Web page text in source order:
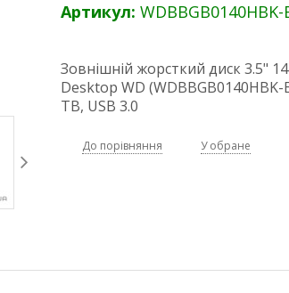
Артикул: WDBBGB0140HBK-
Зовнішній жорсткий диск 3.5"
Desktop WD (WDBBGB0140HBK-
TB, USB 3.0
До порівняння У обране